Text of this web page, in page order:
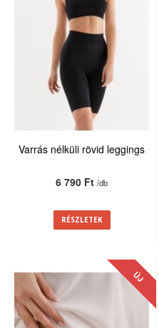
Varrás nélküli rövid leggings
6 790 Ft/db
RÉSZLETEK
ÚJ